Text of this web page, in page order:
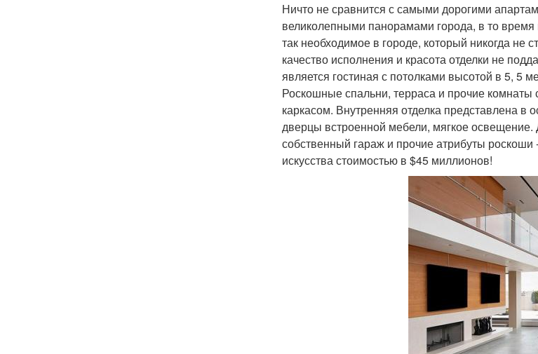
Ничто не сравнится с самыми дорогими
великолепными панорамами города, в то
так необходимое в городе, который никогда не
качество исполнения и красота отделки не
является гостиная с потолками высотой в 5, 5
Роскошные спальни, терраса и прочие
каркасом. Внутренняя отделка представлена
дверцы встроенной мебели, мягкое освещение.
собственный гараж и прочие атрибуты роскоши
искусства стоимостью в $45 миллионов!